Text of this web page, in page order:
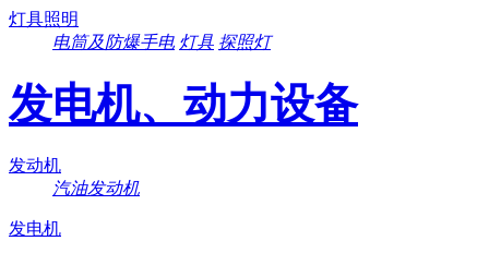
灯具照明
电筒及防爆手电 灯具 探照灯
发电机、动力设备
发动机
汽油发动机
发电机